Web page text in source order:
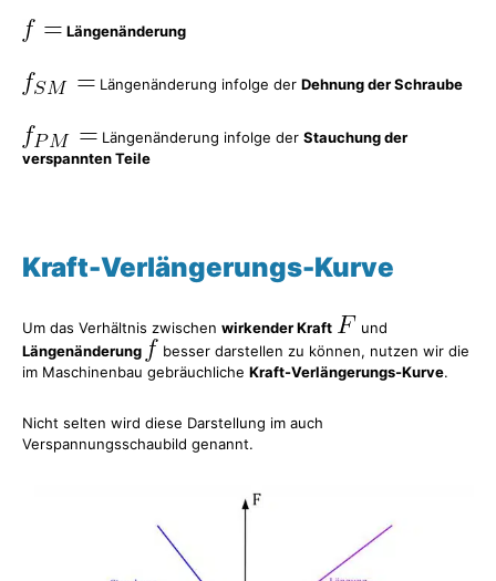
Längenänderung
Längenänderung infolge der Dehnung der Schraube
Längenänderung infolge der Stauchung der
verspannten Teile
Kraft-Verlängerungs-Kurve
Um das Verhältnis zwischen wirkender Kraft
und
Längenänderung
besser darstellen zu können, nutzen wir die
im Maschinenbau gebräuchliche Kraft-Verlängerungs-Kurve.
Nicht selten wird diese Darstellung im auch
Verspannungsschaubild genannt.